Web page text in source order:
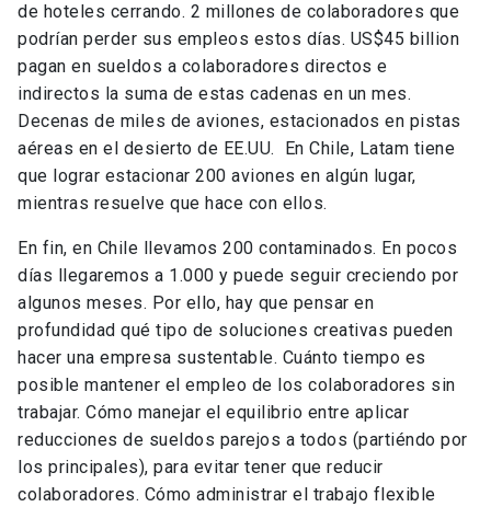
de hoteles cerrando. 2 millones de colaboradores que
podrían perder sus empleos estos días. US$45 billion
pagan en sueldos a colaboradores directos e
indirectos la suma de estas cadenas en un mes.
Decenas de miles de aviones, estacionados en pistas
aéreas en el desierto de EE.UU. En Chile, Latam tiene
que lograr estacionar 200 aviones en algún lugar,
mientras resuelve que hace con ellos.
En fin, en Chile llevamos 200 contaminados. En pocos
días llegaremos a 1.000 y puede seguir creciendo por
algunos meses. Por ello, hay que pensar en
profundidad qué tipo de soluciones creativas pueden
hacer una empresa sustentable. Cuánto tiempo es
posible mantener el empleo de los colaboradores sin
trabajar. Cómo manejar el equilibrio entre aplicar
reducciones de sueldos parejos a todos (partiéndo por
los principales), para evitar tener que reducir
colaboradores. Cómo administrar el trabajo flexible